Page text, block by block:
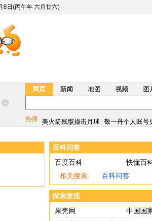
8日(丙午年 六月廿六)
网页 新闻 地图 视频 图
热搜
美火箭残骸撞击月球 敬一丹个人账号
美火箭残骸撞击月球
百科问答
百度百科
快懂百
相关搜索:
百科问答
探索发现
果壳网
中国国